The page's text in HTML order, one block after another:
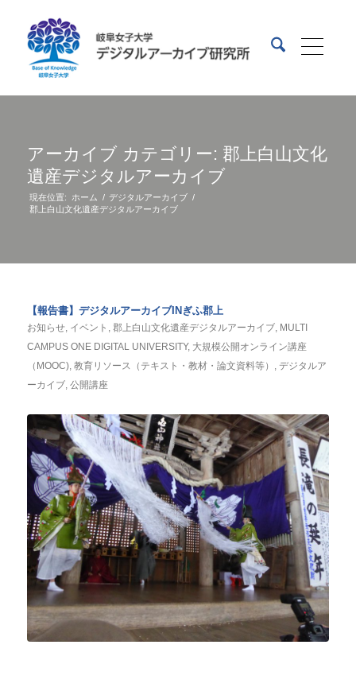
アーカイブ カテゴリー: 郡上白山文化
遺産デジタルアーカイブ
現在位置: ホーム / デジタルアーカイブ /
郡上白山文化遺産デジタルアーカイブ
【報告書】デジタルアーカイブINぎふ郡上
お知らせ, イベント , 郡上白山文化遺産デジタルアーカイブ, MULTI
CAMPUS ONE DIGITAL UNIVERSITY, 大規模公開オンライン講座
（MOOC), 教育リソース（テキスト・教材・論文資料等） , デジタルア
ーカイブ, 公開講座